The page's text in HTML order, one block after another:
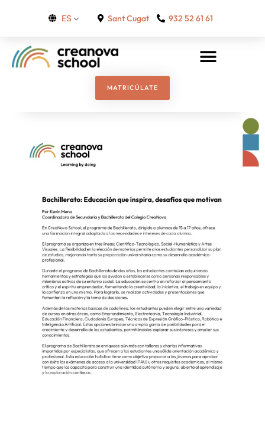
ES Sant Cugat 932 52 61 61
MATRICÚLATE